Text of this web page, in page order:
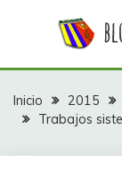
colegio
Inicio 2015
Trabajos